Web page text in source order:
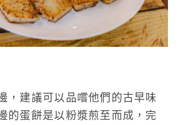
，建議可以品嚐他們的古早味
的蛋餅是以粉漿煎至而成，完